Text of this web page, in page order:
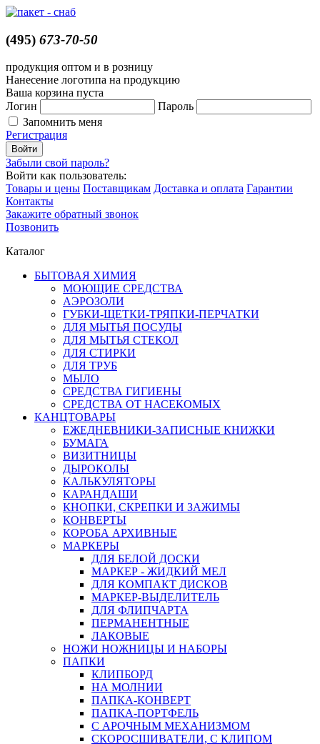
(495) 673-70-50
продукция оптом и в розницу
Нанесение логотипа на продукцию
Ваша корзина пуста
Логин
Пароль
Запомнить меня
Регистрация
Забыли свой пароль?
Войти как пользователь:
Товары и цены Поставщикам Доставка и оплата Гарантии
Контакты
Закажите обратный звонок
Позвонить
Каталог
БЫТОВАЯ ХИМИЯ
МОЮЩИЕ СРЕДСТВА
АЭРОЗОЛИ
ГУБКИ-ЩЕТКИ-ТРЯПКИ-ПЕРЧАТКИ
ДЛЯ МЫТЬЯ ПОСУДЫ
ДЛЯ МЫТЬЯ СТЕКОЛ
ДЛЯ СТИРКИ
ДЛЯ ТРУБ
МЫЛО
СРЕДСТВА ГИГИЕНЫ
СРЕДСТВА ОТ НАСЕКОМЫХ
КАНЦТОВАРЫ
ЕЖЕДНЕВНИКИ-ЗАПИСНЫЕ КНИЖКИ
БУМАГА
ВИЗИТНИЦЫ
ДЫРОКОЛЫ
КАЛЬКУЛЯТОРЫ
КАРАНДАШИ
КНОПКИ, СКРЕПКИ И ЗАЖИМЫ
КОНВЕРТЫ
КОРОБА АРХИВНЫЕ
МАРКЕРЫ
ДЛЯ БЕЛОЙ ДОСКИ
МАРКЕР - ЖИДКИЙ МЕЛ
ДЛЯ КОМПАКТ ДИСКОВ
МАРКЕР-ВЫДЕЛИТЕЛЬ
ДЛЯ ФЛИПЧАРТА
ПЕРМАНЕНТНЫЕ
ЛАКОВЫЕ
НОЖИ НОЖНИЦЫ И НАБОРЫ
ПАПКИ
КЛИПБОРД
НА МОЛНИИ
ПАПКА-КОНВЕРТ
ПАПКА-ПОРТФЕЛЬ
С АРОЧНЫМ МЕХАНИЗМОМ
СКОРОСШИВАТЕЛИ, С КЛИПОМ